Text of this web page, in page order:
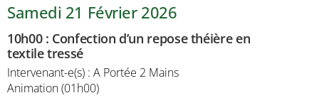
Samedi 21 Février 2026
10h00: Confection d’un repose théière en
textile tressé
Intervenant-e(s) : A Portée 2 Mains
Animation (01h00)